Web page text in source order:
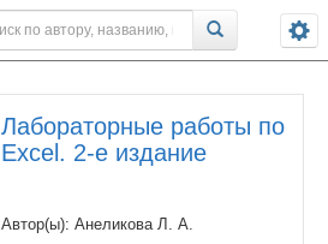
Лабораторные работы по
Excel. 2-е издание
Автор(ы): Анеликова Л. А.